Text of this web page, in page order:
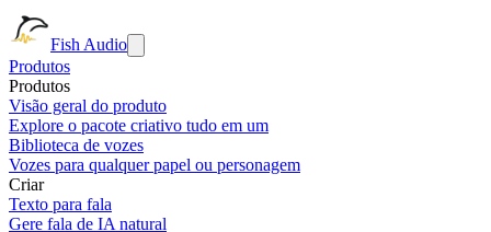
Fish Audio
Produtos
Produtos
Visão geral do produto
Explore o pacote criativo tudo em um
Biblioteca de vozes
Vozes para qualquer papel ou personagem
Criar
Texto para fala
Gere fala de IA natural